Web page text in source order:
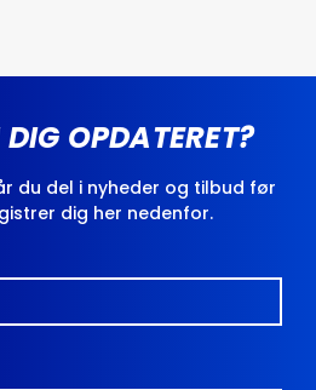
OPDATERET?
du del i nyheder og tilbud før
dig her nedenfor.